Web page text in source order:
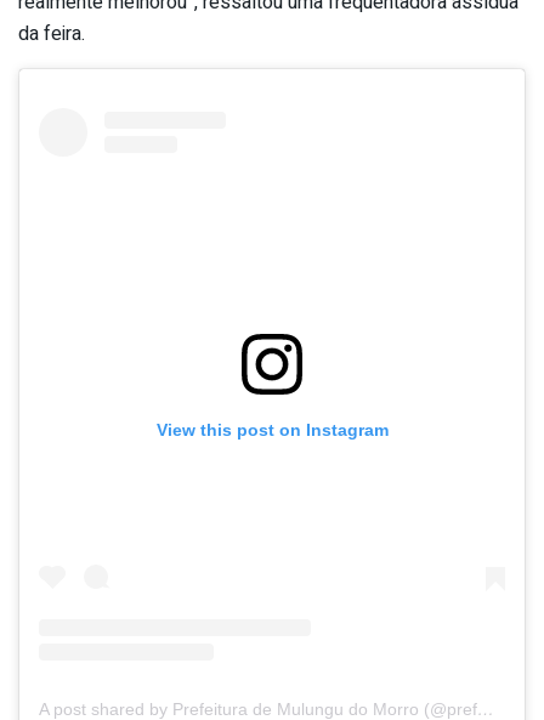
da feira.
View this post on Instagram
A post shared by Prefeitura de Mulungu do Morro (@prefmulungudomorro)